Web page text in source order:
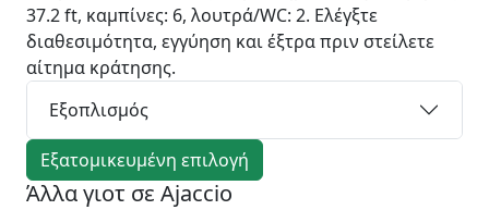
37.2 ft, καμπίνες: 6, λουτρά/WC: 2. Ελέγξτε
διαθεσιμότητα, εγγύηση και έξτρα πριν στείλετε
αίτημα κράτησης.
Εξοπλισμός
Εξατομικευμένη επιλογή
Άλλα γιοτ σε Ajaccio